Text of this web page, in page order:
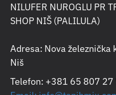
NILUFER NUROGLU PR
SHOP NIŠ (PALILULA)
Adresa: Nova
Niš
Telefon: +381 65 807 27